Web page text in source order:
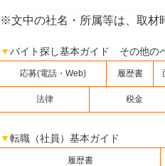
※文中の社名・所属等は、取材
▼バイト探し基本ガイド その他の
応募(電話・Web) 履歴書
法律 税金
▼転職（社員）基本ガイド
履歴書